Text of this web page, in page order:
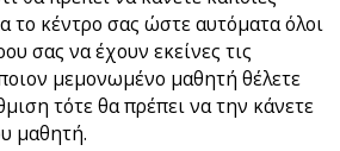
το κέντρο σας ώστε αυτόματα όλοι
σας να έχουν εκείνες τις
μεμονωμένο μαθητή θέλετε
τότε θα πρέπει να την κάνετε
μαθητή.